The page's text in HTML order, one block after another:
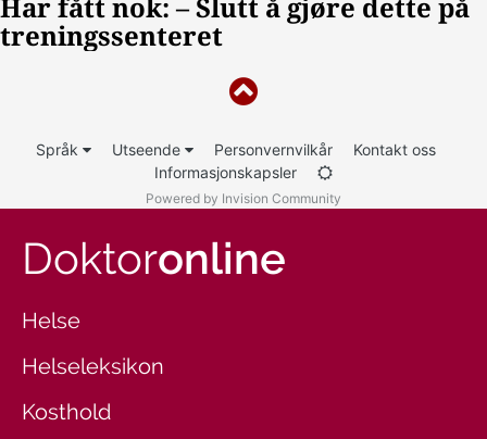
Språk Utseende Personvernvilkår
Kontakt oss
Informasjonskapsler
Powered by Invision Community
Doktoronline
Helse
Helseleksikon
Kosthold